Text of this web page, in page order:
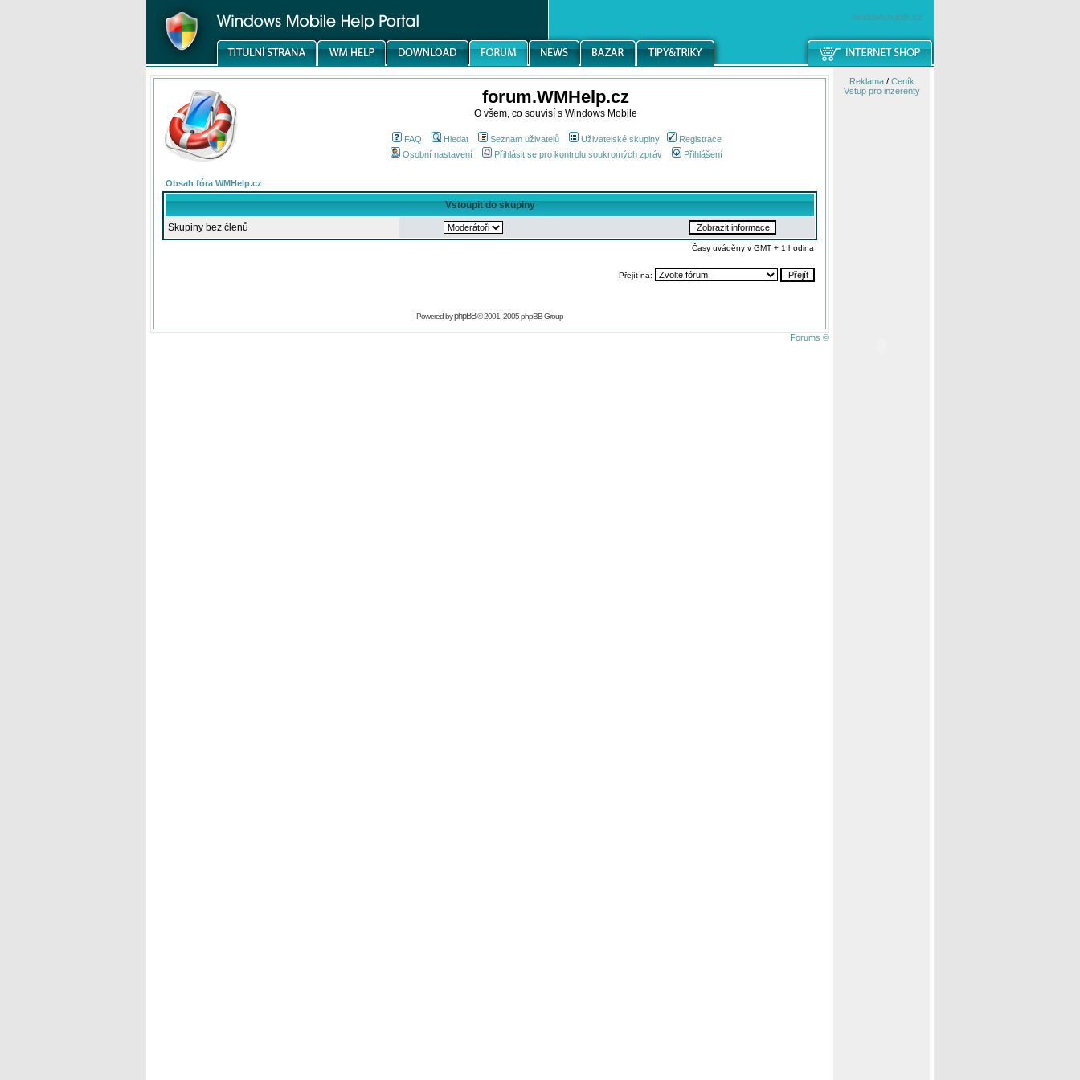
windowsmobile.cz
forum.WMHelp.cz
O všem, co souvisí s Windows Mobile
FAQ Hledat Seznam uživatelů Uživatelské skupiny
Registrace
Osobní nastavení
Přihlásit se pro kontrolu soukromých zpráv Přihlášení
Obsah fóra WMHelp.cz
Vstoupit do skupiny
Skupiny bez členů
Časy uváděny v GMT + 1 hodina
Přejít na:
Powered byphpBB© 2001, 2005 phpBB Group
Forums ©
Reklama/ Ceník
Vstup pro inzerenty